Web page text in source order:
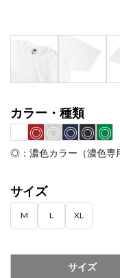
カラー・種類
◎ ◎ ◎ ◎ ◎
◎：濃色カラー（濃色専
サイズ
M L XL
サイズ